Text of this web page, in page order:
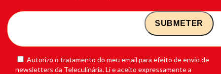
Autorizo o tratamento do meu email para efeito de envio de
newsletters da Teleculinária. Li e aceito expressamente a